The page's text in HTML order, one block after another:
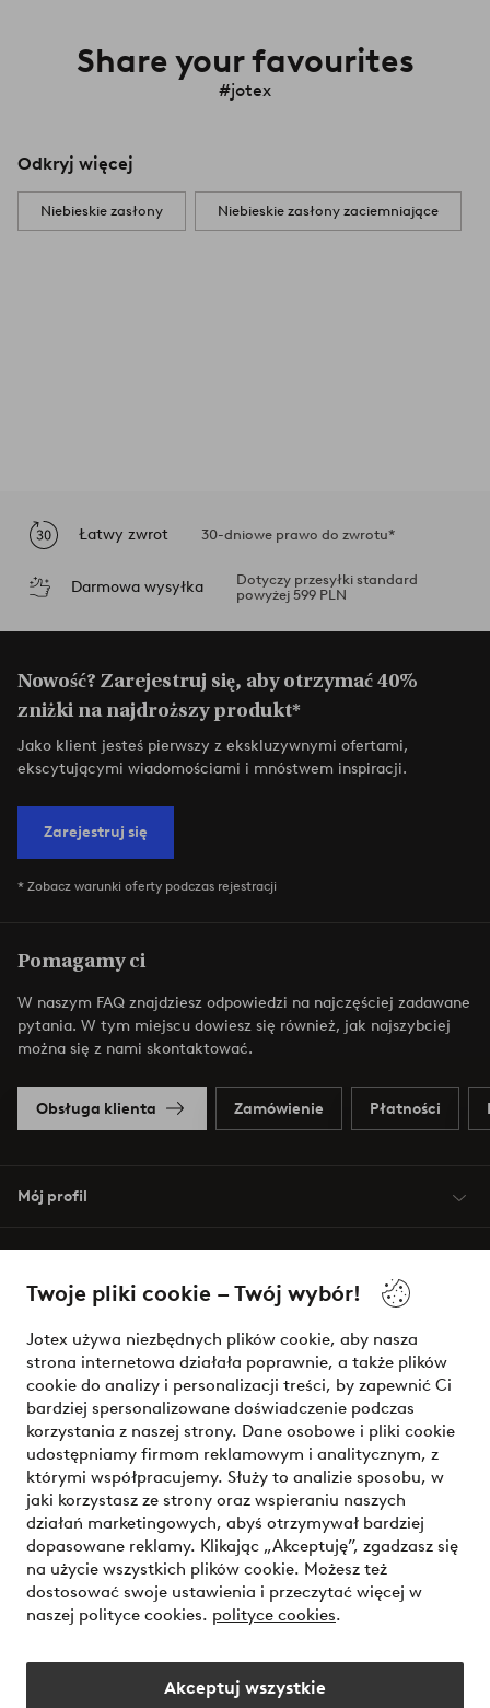
Twoje pliki cookie – Twój wybór!
Jotex używa niezbędnych plików cookie, aby nasza
strona internetowa działała poprawnie, a także plików
cookie do analizy i personalizacji treści, by zapewnić Ci
bardziej spersonalizowane doświadczenie podczas
korzystania z naszej strony. Dane osobowe i pliki cookie
udostępniamy firmom reklamowym i analitycznym, z
którymi współpracujemy. Służy to analizie sposobu, w
jaki korzystasz ze strony oraz wspieraniu naszych
działań marketingowych, abyś otrzymywał bardziej
dopasowane reklamy. Klikając „Akceptuję”, zgadzasz się
na użycie wszystkich plików cookie. Możesz też
dostosować swoje ustawienia i przeczytać więcej w
naszej polityce cookies. polityce cookies.
Akceptuj wszystkie
Share your favourites
#jotex
Odkryj więcej
Niebieskie zasłony Niebieskie zasłony zaciemniające
Łatwy zwrot 30-dniowe prawo do zwrotu*
Darmowa wysyłka
Dotyczy przesyłki standard
powyżej 599 PLN
Nowość? Zarejestruj się, aby otrzymać 40%
zniżki na najdroższy produkt*
Jako klient jesteś pierwszy z ekskluzywnymi ofertami,
ekscytującymi wiadomościami i mnóstwem inspiracji.
Zarejestruj się
* Zobacz warunki oferty podczas rejestracji
Pomagamy ci
W naszym FAQ znajdziesz odpowiedzi na najczęściej zadawane
pytania. W tym miejscu dowiesz się również, jak najszybciej
można się z nami skontaktować.
Obsługa klienta Zamówienie Płatności
Mój profil
Warunki
Bezpieczne płatności - zapłać teraz lub podziel się
Chcesz dowiedzieć się więcej o naszych opcjach płatności